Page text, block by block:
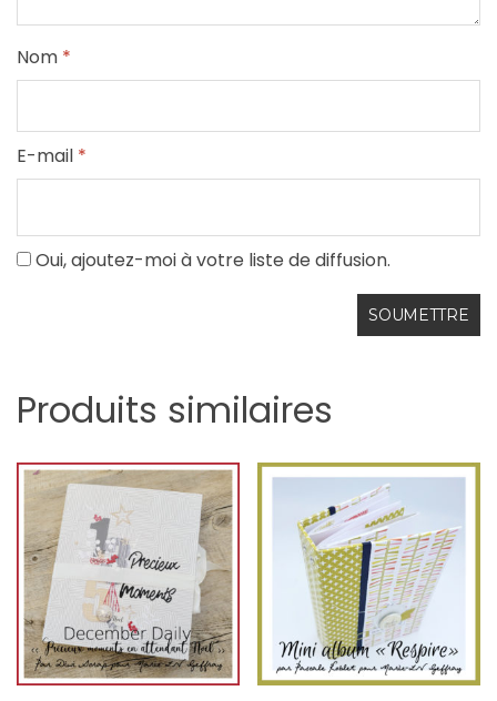
Nom *
E-mail *
Oui, ajoutez-moi à votre liste de diffusion.
Produits similaires